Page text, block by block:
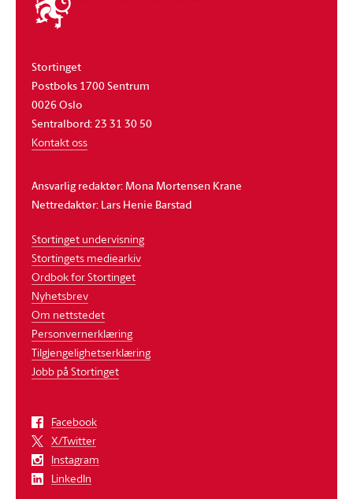
stortinget
Stortinget
Postboks 1700 Sentrum
0026 Oslo
Sentralbord: 23 31 30 50
Kontakt oss
Ansvarlig redaktør: Mona Mortensen Krane
Nettredaktør: Lars Henie Barstad
Stortinget undervisning
Stortingets mediearkiv
Ordbok for Stortinget
Nyhetsbrev
Om nettstedet
Personvernerklæring
Tilgjengelighetserklæring
Jobb på Stortinget
Facebook
X/Twitter
Instagram
LinkedIn